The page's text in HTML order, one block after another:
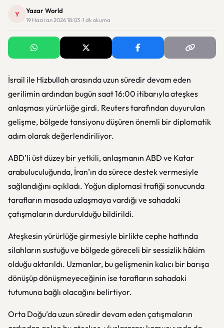
Y Yazar World
19 Haziran 2026 18:03 · 1 dk okuma
İsrail ile Hizbullah arasında uzun süredir devam eden
gerilimin ardından bugün saat 16:00 itibarıyla ateşkes
anlaşması yürürlüğe girdi. Reuters tarafından duyurulan
gelişme, bölgede tansiyonu düşüren önemli bir diplomatik
adım olarak değerlendiriliyor.
ABD’li üst düzey bir yetkili, anlaşmanın ABD ve Katar
arabuluculuğunda, İran’ın da sürece destek vermesiyle
sağlandığını açıkladı. Yoğun diplomasi trafiği sonucunda
tarafların masada uzlaşmaya vardığı ve sahadaki
çatışmaların durdurulduğu bildirildi.
Ateşkesin yürürlüğe girmesiyle birlikte cephe hattında
silahların sustuğu ve bölgede göreceli bir sessizlik hâkim
olduğu aktarıldı. Uzmanlar, bu gelişmenin kalıcı bir barışa
dönüşüp dönüşmeyeceğinin ise tarafların sahadaki
tutumuna bağlı olacağını belirtiyor.
Orta Doğu’da uzun süredir devam eden çatışmaların